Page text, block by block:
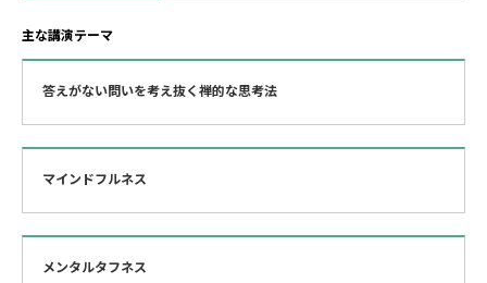
主な講演テーマ
答えがない問いを考え抜く禅的な思考法
マインドフルネス
メンタルタフネス